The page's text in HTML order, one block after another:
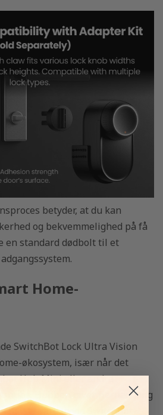
betyder, at du kan
og bekvemmelighed på få
en standard dødbolt til et
Home-
SwitchBot Lock Ultra Vision
økosystem, især når det
Hub Minieller andre
hubs. Hubben giver fjernadgang
helst i verden via SwitchBot-